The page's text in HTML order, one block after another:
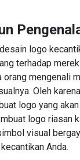
logo
terhadap
orang mengenali
Oleh
logo yang
logo riasan
visual
kecantikan Anda.